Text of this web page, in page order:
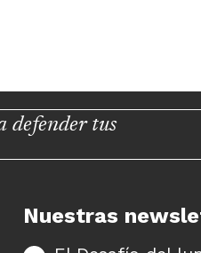
defender tus
Nuestras